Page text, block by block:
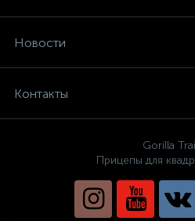
Новости
Контакты
Gorilla
Прицепы для